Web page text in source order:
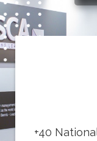
+40